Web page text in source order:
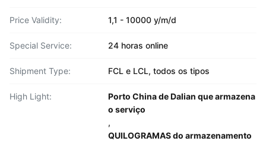
Price Validity: 1,1 - 10000 y/m/d
Special Service: 24 horas online
Shipment Type: FCL e LCL, todos os tipos
High Light:
Porto China de Dalian que armazena
o serviço
,
QUILOGRAMAS do armazenamento